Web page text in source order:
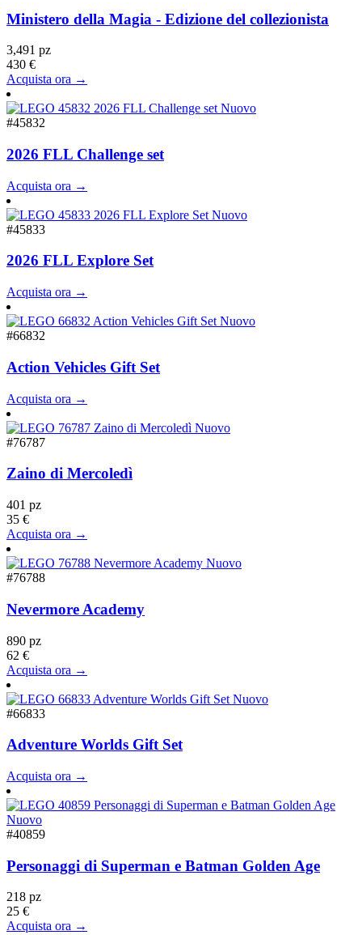
Ministero della Magia - Edizione del collezionista
3,491 pz
430 €
Acquista ora →
Nuovo
#45832
2026 FLL Challenge set
Acquista ora →
Nuovo
#45833
2026 FLL Explore Set
Acquista ora →
Nuovo
#66832
Action Vehicles Gift Set
Acquista ora →
Nuovo
#76787
Zaino di Mercoledì
401 pz
35 €
Acquista ora →
Nuovo
#76788
Nevermore Academy
890 pz
62 €
Acquista ora →
Nuovo
#66833
Adventure Worlds Gift Set
Acquista ora →
Nuovo
#40859
Personaggi di Superman e Batman Golden Age
218 pz
25 €
Acquista ora →